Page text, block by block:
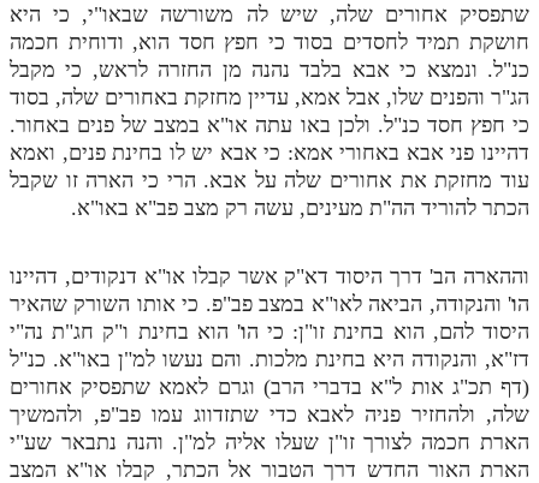
תלמוד עשר הספירות חלק יג
תלמוד עשר הספירות חלק יד
תלמוד עשר הספירות חלק טו
תלמוד עשר הספירות חלק טז
בית שער הכוונות
אודות האתר
בעל הסולם
אתר הבית
לאתר ספר הרב
שתפסיק אחורים שלה, שיש לה משורשה שבאו"י, כי היא
חושקת תמיד לחסדים בסוד כי חפץ חסד הוא, ודוחית חכמה
כנ"ל. ונמצא כי אבא בלבד נהנה מן החזרה לראש, כי מקבל
הג"ר והפנים שלו, אבל אמא, עדיין מחזקת באחורים שלה, בסוד
כי חפץ חסד כנ"ל. ולכן באו עתה או"א במצב של פנים באחור.
דהיינו פני אבא באחורי אמא: כי אבא יש לו בחינת פנים, ואמא
עוד מחזקת את אחורים שלה על אבא. הרי כי הארה זו שקבל
הכתר להוריד הה"ת מעינים, עשה רק מצב פב"א באו"א.
וההארה הב' דרך היסוד דא"ק אשר קבלו או"א דנקודים, דהיינו
הו' והנקודה, הביאה לאו"א במצב פב"פ. כי אותו השורק שהאיר
היסוד להם, הוא בחינת זו"ן: כי הו' הוא בחינת ו"ק חג"ת נה"י
דז"א, והנקודה היא בחינת מלכות. והם נעשו למ"ן באו"א. כנ"ל
(דף תכ"ג אות ל"א בדברי הרב) וגרם לאמא שתפסיק אחורים
שלה, ולהחזיר פניה לאבא כדי שתזדווג עמו פב"פ, ולהמשיך
הארת חכמה לצורך זו"ן שעלו אליה למ"ן. והנה נתבאר שע"י
הארת האור החדש דרך הטבור אל הכתר, קבלו או"א המצב